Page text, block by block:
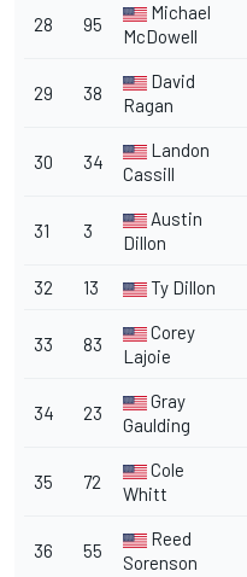
28 95
Michael
McDowell
29 38
David
Ragan
30 34
Landon
Cassill
31 3
Austin
Dillon
32 13 Ty Dillon
33 83
Corey
Lajoie
34 23
Gray
Gaulding
35 72
Cole
Whitt
36 55
Reed
Sorenson